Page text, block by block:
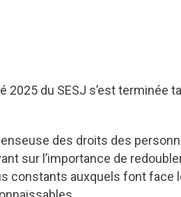
du SESJ s’est terminée
des droits des
sur l’importance de
constants auxquels font face